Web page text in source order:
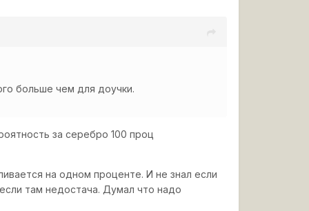
больше чем для доучки.
за серебро 100 проц
на одном проценте. И не знал если
там недостача. Думал что надо